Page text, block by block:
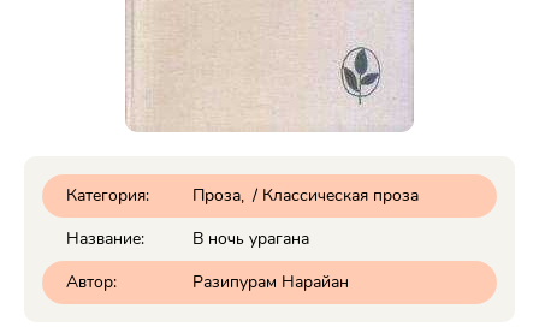
Категория: Проза / Классическая проза
Название:
В ночь урагана
Автор:
Разипурам Нарайан